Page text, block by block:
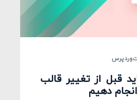
وردپرس
قبل از تغییر قالب
دهیم